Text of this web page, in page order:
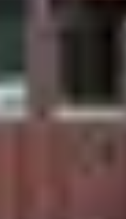
ressourcer
jours suffisent pour
la magie de la
vous au spa